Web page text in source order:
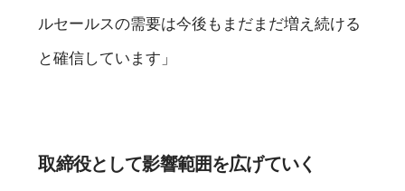
ルセールスの需要は今後もまだまだ増え続ける
と確信しています」
取締役として影響範囲を広げていく